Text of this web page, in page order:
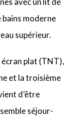
bains moderne
supérieur.
écran plat (TNT),
et la troisième
d’être
séjour-